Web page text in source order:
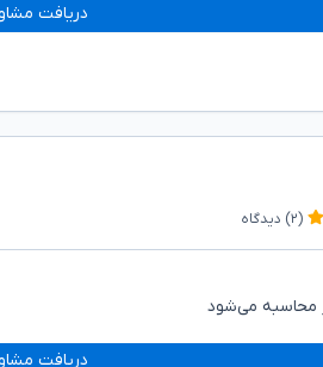
دریافت
(۲) دیدگاه
محاسبه می‌شود
دریافت